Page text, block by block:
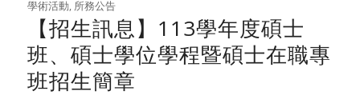
學術活動, 所務公告
【招生訊息】113學年度碩士
班、碩士學位學程暨碩士在職專
班招生簡章